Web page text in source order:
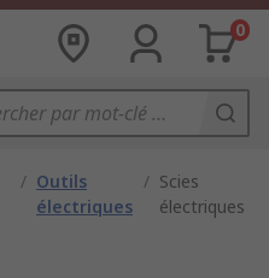
0
/ Outils
électriques
/ Scies
électriques